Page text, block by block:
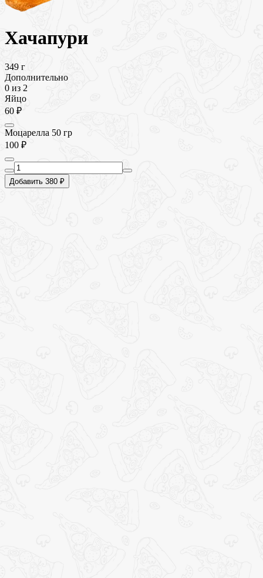
Хачапури
349 г
Дополнительно
0 из 2
Яйцо
60 ₽
Моцарелла 50 гр
100 ₽
Добавить 380 ₽